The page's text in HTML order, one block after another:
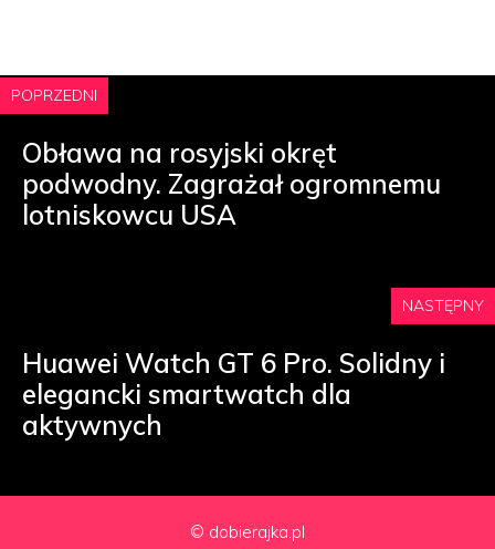
POPRZEDNI
Obława na rosyjski okręt
podwodny. Zagrażał ogromnemu
lotniskowcu USA
NASTĘPNY
Huawei Watch GT 6 Pro. Solidny i
elegancki smartwatch dla
aktywnych
© dobierajka.pl